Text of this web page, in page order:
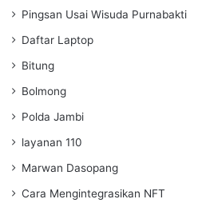
Pingsan Usai Wisuda Purnabakti
Daftar Laptop
Bitung
Bolmong
Polda Jambi
layanan 110
Marwan Dasopang
Cara Mengintegrasikan NFT